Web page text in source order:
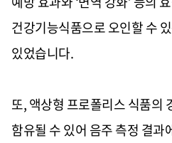
건강기능식품으로 오인할 수
있었습니다.
또,액상형 프로폴리스 식품의
함유될 수 있어 음주 측정 결과